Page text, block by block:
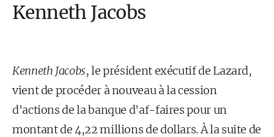
Kenneth Jacobs
Kenneth Jacobs, le président exécutif de Lazard,
vient de procéder à nouveau à la cession
d'actions de la banque d'af-faires pour un
montant de 4,22 millions de dollars. À la suite de